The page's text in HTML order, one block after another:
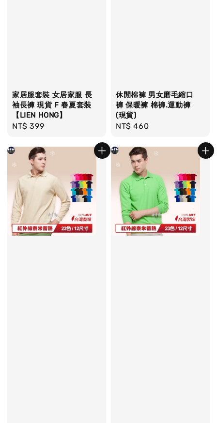
家居服套裝 女居家服 長
袖長褲 現貨 F 春夏套裝
【LIEN HONG】
Regular
NT$ 399
休閒棉褲 男女磨毛縮口
褲 保暖褲 棉褲.運動褲
(現貨)
Regular
NT$ 460